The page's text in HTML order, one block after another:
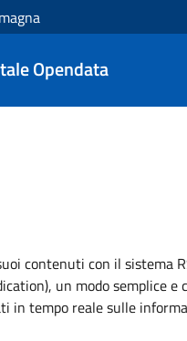
Opendata
contenuti con il sistema
un modo semplice e
in tempo reale sulle